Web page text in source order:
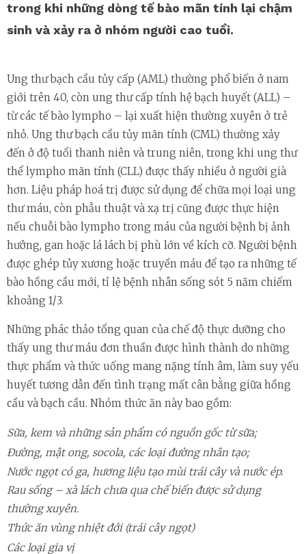
trong khi những dòng tế bào mãn tính lại chậm
sinh và xảy ra ở nhóm người cao tuổi.
Ung thư bạch cầu tủy cấp (AML) thường phổ biến ở nam
giới trên 40, còn ung thư cấp tính hệ bạch huyết (ALL) –
từ các tế bào lympho – lại xuất hiện thường xuyên ở trẻ
nhỏ. Ung thư bạch cầu tủy mãn tính (CML) thường xảy
đến ở độ tuổi thanh niên và trung niên, trong khi ung thư
thể lympho mãn tính (CLL) được thấy nhiều ở người già
hơn. Liệu pháp hoá trị được sử dụng để chữa mọi loại ung
thư máu, còn phẫu thuật và xạ trị cũng được thực hiện
nếu chuỗi bào lympho trong máu của người bệnh bị ảnh
hưởng, gan hoặc lá lách bị phù lớn về kích cỡ. Người bệnh
được ghép tủy xương hoặc truyền máu để tạo ra những tế
bào hồng cầu mới, tỉ lệ bệnh nhân sống sót 5 năm chiếm
khoảng 1/3.
Những phác thảo tổng quan của chế độ thực dưỡng cho
thấy ung thư máu đơn thuần được hình thành do những
thực phẩm và thức uống mang nặng tính âm, làm suy yếu
huyết tương dẫn đến tình trạng mất cân bằng giữa hồng
cầu và bạch cầu. Nhóm thức ăn này bao gồm:
Sữa, kem và những sản phẩm có nguồn gốc từ sữa;
Đường, mật ong, socola, các loại đường nhân tạo;
Nước ngọt có ga, hương liệu tạo mùi trái cây và nước ép.
Rau sống – xà lách chưa qua chế biến được sử dụng
thường xuyên.
Thức ăn vùng nhiệt đới (trái cây ngọt)
Các loại gia vị